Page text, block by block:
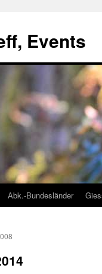
Events
Abk.-Bundesländer